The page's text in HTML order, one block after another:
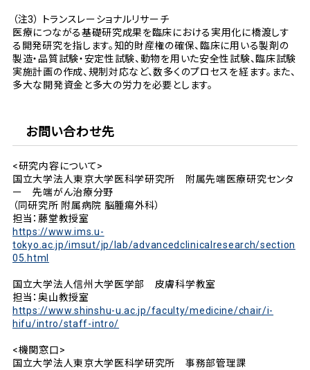
（注3） トランスレーショナルリサーチ
医療につながる基礎研究成果を臨床における実用化に橋渡しす
る開発研究を指します。知的財産権の確保、臨床に用いる製剤の
製造・品質試験・安定性試験、動物を用いた安全性試験、臨床試験
実施計画の作成、規制対応など、数多くのプロセスを経ます。また、
多大な開発資金と多大の労力を必要とします。
お問い合わせ先
<研究内容について>
国立大学法人東京大学医科学研究所 附属先端医療研究センタ
ー 先端がん治療分野
（同研究所 附属病院 脳腫瘍外科）
担当：藤堂教授室
https://www.ims.u-
tokyo.ac.jp/imsut/jp/lab/advancedclinicalresearch/section
05.html
国立大学法人信州大学医学部 皮膚科学教室
担当：奥山教授室
https://www.shinshu-u.ac.jp/faculty/medicine/chair/i-
hifu/intro/staff-intro/
<機関窓口>
国立大学法人東京大学医科学研究所 事務部管理課